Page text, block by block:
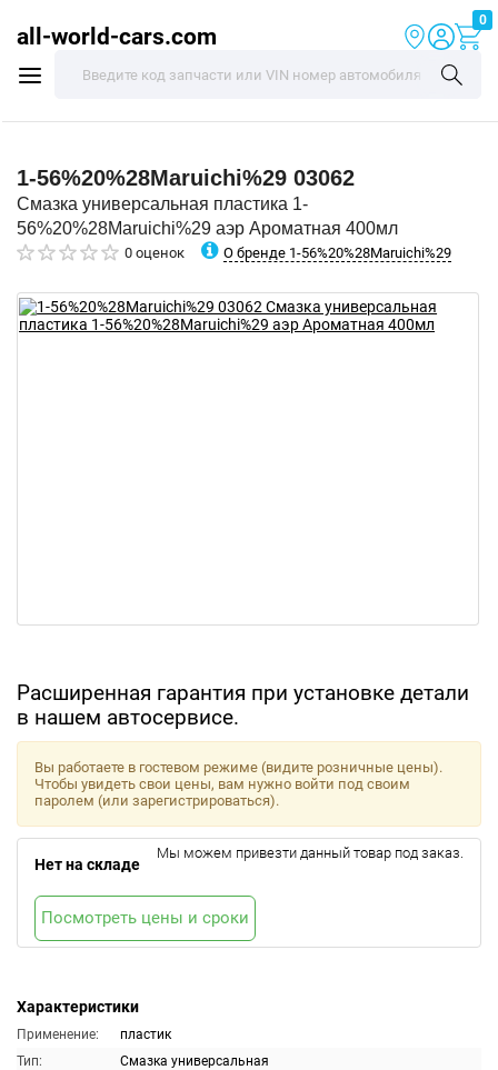
all-world-cars.com
0
1-56%20%28Maruichi%29 03062
Смазка универсальная пластика 1-
56%20%28Maruichi%29 аэр Ароматная 400мл
0 оценок О бренде 1-56%20%28Maruichi%29
Расширенная гарантия при установке детали
в нашем автосервисе.
Характеристики
Применение:
пластик
Тип:
Смазка универсальная
Вы работаете в гостевом режиме (видите розничные цены).
Чтобы увидеть свои цены, вам нужно войти под своим
паролем (или зарегистрироваться).
Нет на складе
Мы можем привезти данный товар под заказ.
Посмотреть цены и сроки